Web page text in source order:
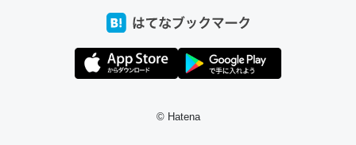
─たまにLINEするくらいだった遠方の父67歳と僕。ITツール導入で
© Hatena